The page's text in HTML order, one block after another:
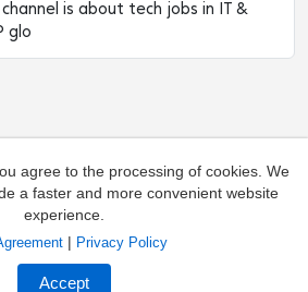
channel is about tech jobs in IT &
glo
agree to the processing of cookies. We
a faster and more convenient website
experience.
| Privacy Policy
Accept